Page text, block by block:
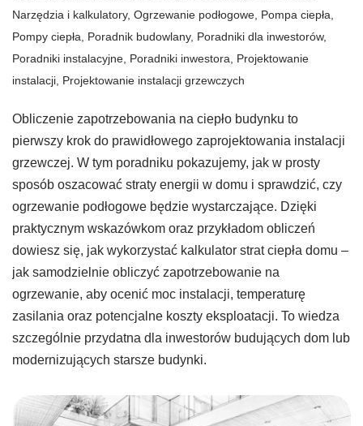
Narzędzia i kalkulatory, Ogrzewanie podłogowe Pompa ciepła
Pompy ciepła
Poradnik budowlany, Poradniki dla inwestorów,
Poradniki instalacyjne Poradniki inwestora
Projektowanie
instalacji Projektowanie instalacji grzewczych
Obliczenie zapotrzebowania na ciepło budynku to
pierwszy krok do prawidłowego zaprojektowania instalacji
grzewczej. W tym poradniku pokazujemy, jak w prosty
sposób oszacować straty energii w domu i sprawdzić, czy
ogrzewanie podłogowe będzie wystarczające. Dzięki
praktycznym wskazówkom oraz przykładom obliczeń
dowiesz się, jak wykorzystać kalkulator strat ciepła domu –
jak samodzielnie obliczyć zapotrzebowanie na
ogrzewanie, aby ocenić moc instalacji, temperaturę
zasilania oraz potencjalne koszty eksploatacji. To wiedza
szczególnie przydatna dla inwestorów budujących dom lub
modernizujących starsze budynki.